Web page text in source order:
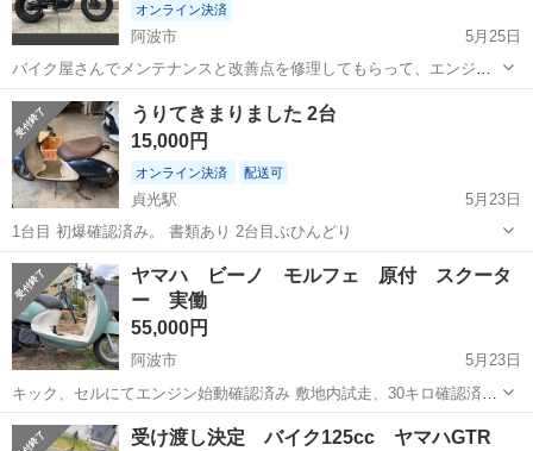
オンライン決済
阿波市
5月25日
バイク屋さんでメンテナンスと改善点を修理してもらって、エンジン
も絶好調です。自賠責2年ついてます。 通勤用に使ってますが、先立
つものがなく、泣く泣く手放します。。あくまで中古ですが比較的に
綺麗な状態です。が3Nでお願いしたい...
徳島 阿波市 ヤマハ エンジン
うりてきまりました 2台
15,000円
オンライン決済 配送可
貞光駅
5月23日
1台目 初爆確認済み。 書類あり 2台目ぶひんどり
徳島 美馬市
ヤマハ ビーノ モルフェ 原付 スクータ
ー 実働
55,000円
阿波市
5月23日
キック、セルにてエンジン始動確認済み 敷地内試走、30キロ確認済
み。 ブレーキもききます。 タイヤもまだいけると思います。 年式相
応の傷、汚れなどあります。 シート破れてますが、シートカバーつけ
徳島 阿波市 ヤマハ スクーター
受け渡し決定 バイク125cc ヤマハGTR